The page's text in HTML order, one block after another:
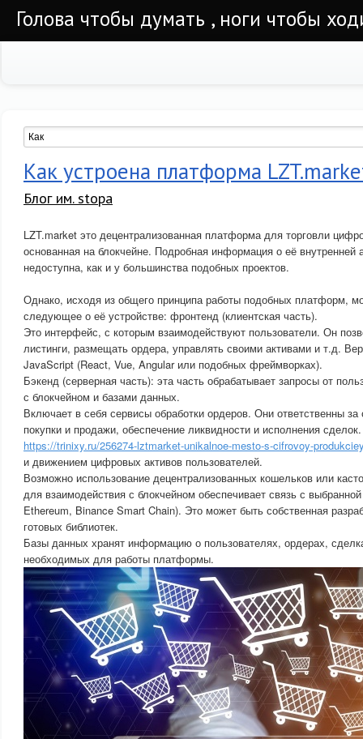
Голова чтобы думать , ноги чтобы
Как устроена платформа
Блог им. stopa
LZT.market это децентрализованная платформа для торговли
основанная на блокчейне. Подробная информация о её внутренней
недоступна, как и у большинства подобных проектов.
Однако, исходя из общего принципа работы подобных платформ,
следующее о её устройстве: фронтенд (клиентская часть).
Это интерфейс, с которым взаимодействуют пользователи. Он
листинги, размещать ордера, управлять своими активами и т.д.
JavaScript (React, Vue, Angular или подобных фреймворках).
Бэкенд (серверная часть): эта часть обрабатывает запросы от
с блокчейном и базами данных.
Включает в себя сервисы обработки ордеров. Они ответственны за
покупки и продажи, обеспечение ликвидности и исполнения
https://trinixy.ru/256274-lztmarket-unikalnoe-mesto-s-cifrovoy-
и движением цифровых активов пользователей.
Возможно использование децентрализованных кошельков или
для взаимодействия с блокчейном обеспечивает связь с
Ethereum, Binance Smart Chain). Это может быть собственная
готовых библиотек.
Базы данных хранят информацию о пользователях, ордерах,
необходимых для работы платформы.